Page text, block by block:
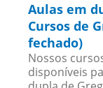
Aulas em
Cursos de
fechado)
Nossos
disponíveis